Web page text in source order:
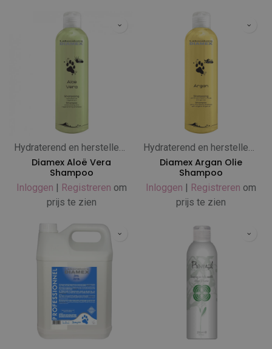
Hydraterend en herstellend
Diamex Aloë Vera
Shampoo
Inloggen | Registreren om
prijs te zien
Hydraterend en herstellend
Diamex Argan Olie
Shampoo
Inloggen | Registreren om
prijs te zien